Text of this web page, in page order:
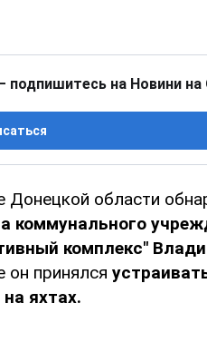
подпишитесь на Новини на
Донецкой области
коммунального
комплекс"
он принялся
яхтах.